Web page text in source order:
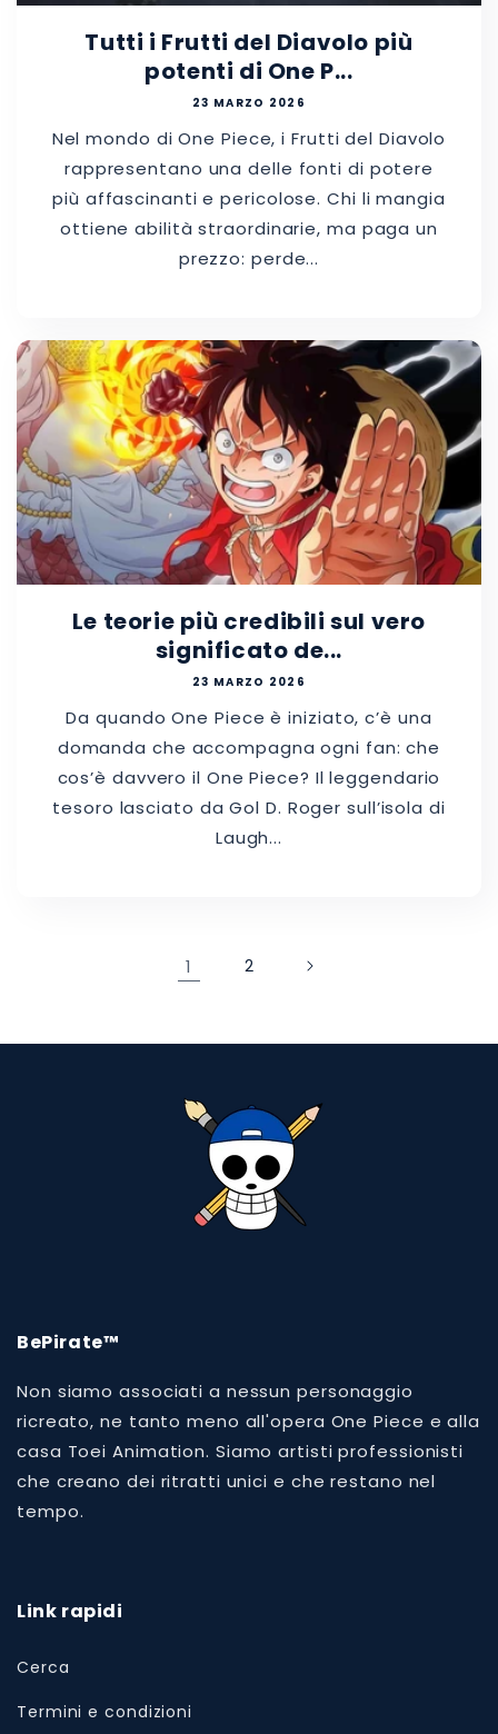
Tutti i Frutti del Diavolo più
potenti di One P...
23 MARZO 2026
Nel mondo di One Piece, i Frutti del Diavolo
rappresentano una delle fonti di potere
più affascinanti e pericolose. Chi li mangia
ottiene abilità straordinarie, ma paga un
prezzo: perde...
Le teorie più credibili sul vero
significato de...
23 MARZO 2026
Da quando One Piece è iniziato, c’è una
domanda che accompagna ogni fan: che
cos’è davvero il One Piece? Il leggendario
tesoro lasciato da Gol D. Roger sull’isola di
Laugh...
1 2
BePirate™
Non siamo associati a nessun personaggio
ricreato, ne tanto meno all'opera One Piece e alla
casa Toei Animation. Siamo artisti professionisti
che creano dei ritratti unici e che restano nel
tempo.
Link rapidi
Cerca
Termini e condizioni